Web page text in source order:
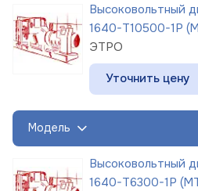
Высоковольтный
1640-Т10500-1Р
ЭТРО
Уточнить цену
Модель
Высоковольтный
1640-Т6300-1Р